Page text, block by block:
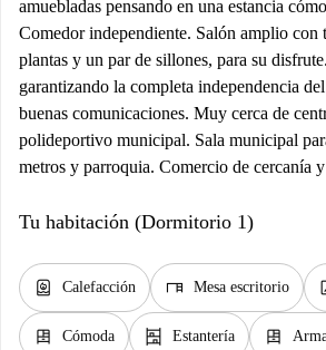
amuebladas pensando en una estancia
Comedor independiente. Salón amplio con
plantas y un par de sillones, para su
garantizando la completa independencia
buenas comunicaciones. Muy cerca de
polideportivo municipal. Sala municipal
metros y parroquia. Comercio de cercanía
Tu habitación (Dormitorio 1)
water_heater Calefacción desk Mesa escritorio
dresser Cómoda shelves Estantería dresser